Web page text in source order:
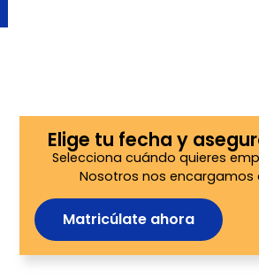
Elige tu fecha y
Selecciona cuándo quieres
Nosotros nos encargamos
Matricúlate ahora